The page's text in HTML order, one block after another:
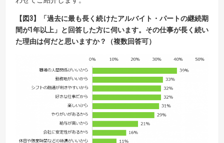
【 図3】
「過去に最も長く続けたアルバイト・パートの継続期
間が1年以上」と回答した方に伺います。 その仕事が長く続い
た理由は何だと思いますか？（複数回答可）